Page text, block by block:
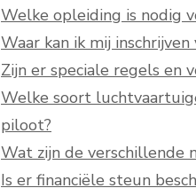
Welke opleiding is nodig
Waar kan ik mij
Zijn er speciale regels en
Welke soort
piloot?
Wat zijn de verschillende
Is er financiële steun